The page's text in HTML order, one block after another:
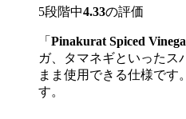
コ
ナ
ッ
ツ
（L）
500ml【PINAKURAT】
個
ガ
ー
ス
カ
ス
パ
イ
ス
5段階中4.33の評価
「 Pinakurat Spiced
ガ、タマネギといったス
まま使用できる仕様で
す。